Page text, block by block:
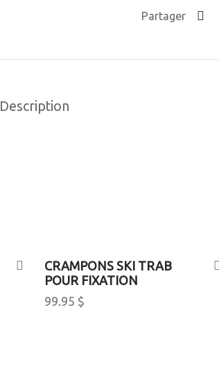
Partager
Description
CRAMPONS SKI TRAB
POUR FIXATION
99.95 $